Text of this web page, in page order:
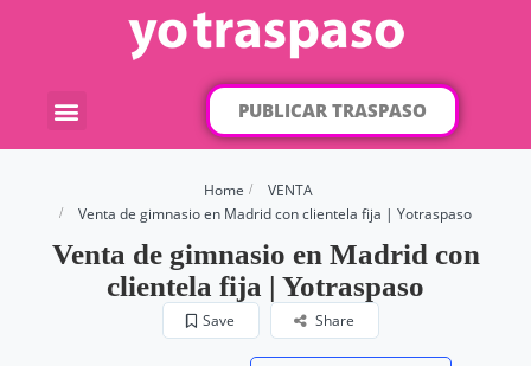
PUBLICAR TRASPASO
Home
VENTA
Venta de gimnasio en Madrid con clientela fija | Yotraspaso
Venta de gimnasio en Madrid con
clientela fija | Yotraspaso
Save Share